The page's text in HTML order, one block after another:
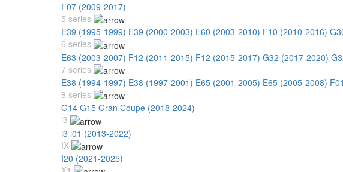
F07 (2009-2017)
5 series
E39 (1995-1999) E39 (2000-2003) E60 (2003-2010) F10 (2010-2016)
6 series
E63 (2003-2007) F12 (2011-2015) F12 (2015-2017) G32 (2017-2020)
7 series
E38 (1994-1997) E38 (1997-2001) E65 (2001-2005) E65 (2005-2008)
8 series
G14 G15 Gran Coupe (2018-2024)
i3
i3 i01 (2013-2022)
IX
I20 (2021-2025)